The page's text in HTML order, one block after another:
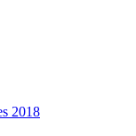
2018